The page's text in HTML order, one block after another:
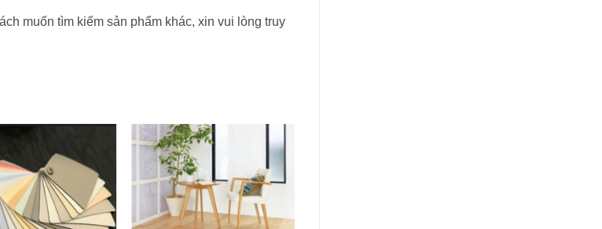
muốn tìm kiếm sản phẩm khác, xin vui lòng truy